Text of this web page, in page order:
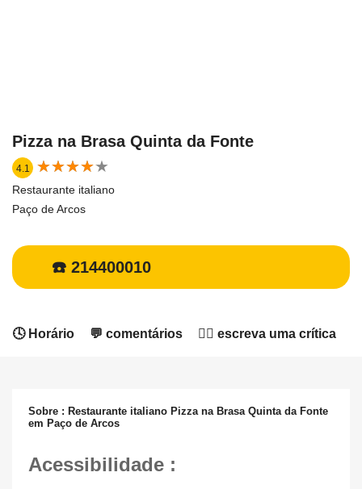
Pizza na Brasa Quinta da Fonte
4.1 ★★★★★
★★★★★
Restaurante italiano
Paço de Arcos
☎️ 214400010
🕓 Horário 💬 comentários ✍🏻 escreva uma crítica
Sobre : Restaurante italiano Pizza na Brasa Quinta da Fonte
em Paço de Arcos
Acessibilidade :